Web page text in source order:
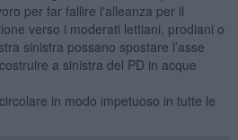
per far fallire l'alleanza per il
verso i moderati lettiani, prodiani o
sinistra possano spostare l’asse
a sinistra del PD in acque
in modo impetuoso in tutte le